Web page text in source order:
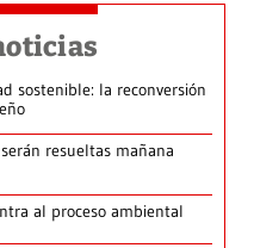
sostenible: la reconversión
resueltas mañana
al proceso ambiental